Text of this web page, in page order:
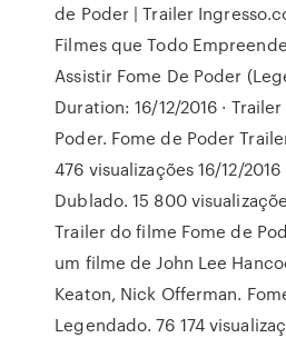
de Poder | Trailer
Filmes que Todo
Assistir Fome De Poder
Duration: 16/12/2016 ·
Poder. Fome de Poder
476 visualizações 16/12/
Dublado. 15 800
Trailer do filme Fome de
um filme de John Lee
Keaton, Nick Offerman.
Legendado. 76 174